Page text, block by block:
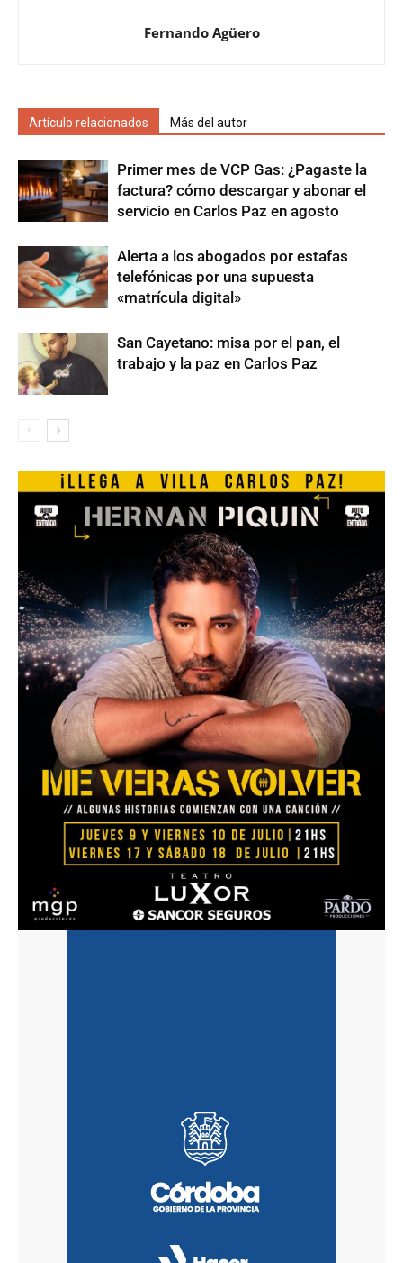
Fernando Agüero
Artículo relacionados Más del autor
Primer mes de VCP Gas: ¿Pagaste la
factura? cómo descargar y abonar el
servicio en Carlos Paz en agosto
Alerta a los abogados por estafas
telefónicas por una supuesta
«matrícula digital»
San Cayetano: misa por el pan, el
trabajo y la paz en Carlos Paz